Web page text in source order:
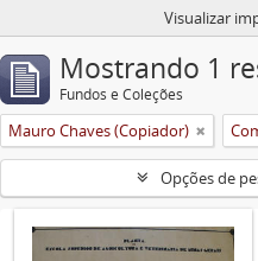
Visualizar
Mostrando 1
Fundos e Coleções
Mauro Chaves (Copiador)
Opções de